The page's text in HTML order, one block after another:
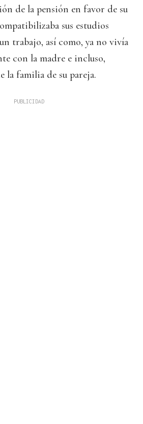
de la pensión en favor de su
sus estudios
trabajo, así como, ya no vivía
con la madre e incluso,
la familia de su pareja.